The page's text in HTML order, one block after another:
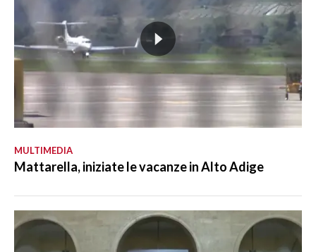
MULTIMEDIA
Mattarella, iniziate le vacanze in Alto Adige